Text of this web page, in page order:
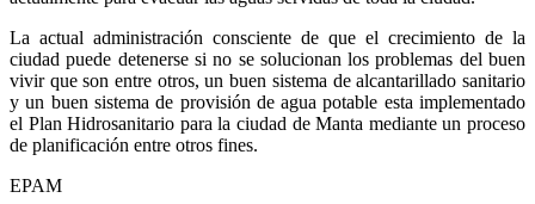
La actual administración consciente de que el crecimiento de la
ciudad puede detenerse si no se solucionan los problemas del buen
vivir que son entre otros, un buen sistema de alcantarillado sanitario
y un buen sistema de provisión de agua potable esta implementado
el Plan Hidrosanitario para la ciudad de Manta mediante un proceso
de planificación entre otros fines.
EPAM